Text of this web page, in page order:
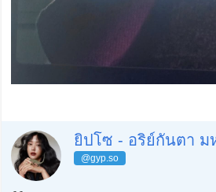
ยิปโซ - อริย์กันตา ม
@gyp.so